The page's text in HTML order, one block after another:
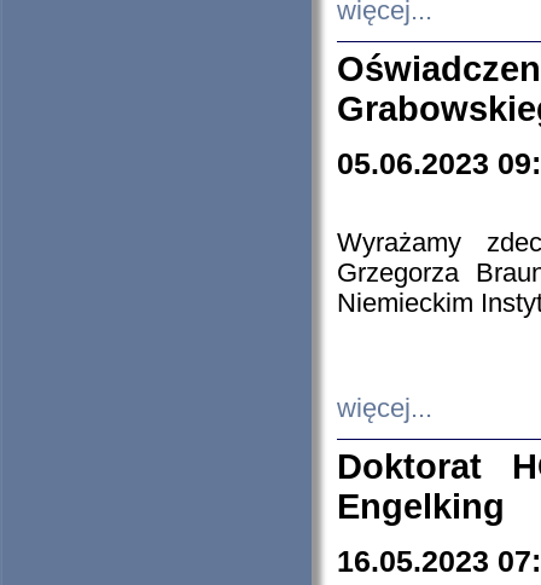
więcej...
05.06.2023
Wyrażamy
Grzegorza
Niemieckim
więcej...
Doktorat
Engelking
16.05.2023